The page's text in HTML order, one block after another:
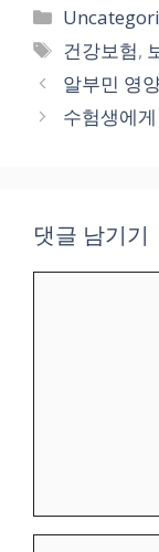
카
테
리
태
그
건강보험,
알부민 영
수험생에
댓글 남기기